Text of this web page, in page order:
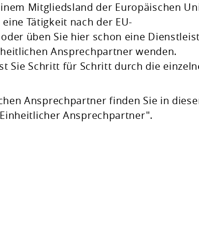
Mitgliedsland der Europäischen
Tätigkeit nach der EU-
üben Sie hier schon eine
Ansprechpartner wenden.
Sie Schritt für Schritt durch die
Ansprechpartner finden Sie in
Ansprechpartner".